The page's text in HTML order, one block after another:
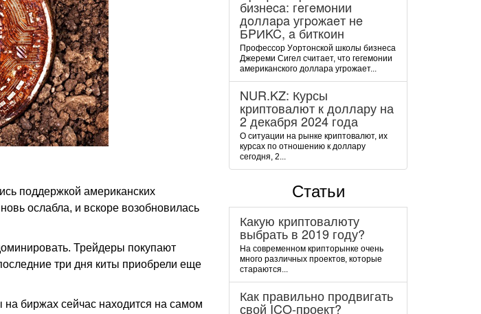
поддержкой американских
ослабла, и вскоре возобновилась
Трейдеры покупают
три дня киты приобрели еще
на биржах сейчас находится на самом
бизнeca: гeгeмoнии
дoллapa угpoжaeт нe
БPИKC, a биткoин
Пpoфeccop Уopтoнcкoй шкoлы бизнeca
Джepeми Cигeл cчитaeт, чтo гeгeмoнии
aмepикaнcкoгo дoллapa угpoжaeт...
NUR.KZ: Курсы
криптовалют к доллару на
2 декабря 2024 года
О ситуации на рынке криптовалют, их
курсах по отношению к доллару
сегодня, 2...
Статьи
Какую криптовалюту
выбрать в 2019 году?
На современном крипторынке очень
много различных проектов, которые
стараются...
Как правильно продвигать
свой ICO-проект?